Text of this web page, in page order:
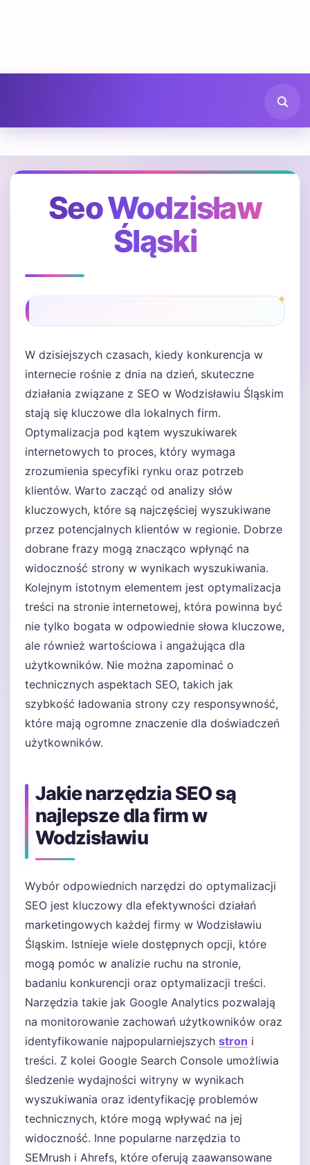
Seo Wodzisław
Śląski
W dzisiejszych czasach, kiedy konkurencja w
internecie rośnie z dnia na dzień, skuteczne
działania związane z SEO w Wodzisławiu Śląskim
stają się kluczowe dla lokalnych firm.
Optymalizacja pod kątem wyszukiwarek
internetowych to proces, który wymaga
zrozumienia specyfiki rynku oraz potrzeb
klientów. Warto zacząć od analizy słów
kluczowych, które są najczęściej wyszukiwane
przez potencjalnych klientów w regionie. Dobrze
dobrane frazy mogą znacząco wpłynąć na
widoczność strony w wynikach wyszukiwania.
Kolejnym istotnym elementem jest optymalizacja
treści na stronie internetowej, która powinna być
nie tylko bogata w odpowiednie słowa kluczowe,
ale również wartościowa i angażująca dla
użytkowników. Nie można zapominać o
technicznych aspektach SEO, takich jak
szybkość ładowania strony czy responsywność,
które mają ogromne znaczenie dla doświadczeń
użytkowników.
Jakie narzędzia SEO są
najlepsze dla firm w
Wodzisławiu
Wybór odpowiednich narzędzi do optymalizacji
SEO jest kluczowy dla efektywności działań
marketingowych każdej firmy w Wodzisławiu
Śląskim. Istnieje wiele dostępnych opcji, które
mogą pomóc w analizie ruchu na stronie,
badaniu konkurencji oraz optymalizacji treści.
Narzędzia takie jak Google Analytics pozwalają
na monitorowanie zachowań użytkowników oraz
identyfikowanie najpopularniejszych stron i
treści. Z kolei Google Search Console umożliwia
śledzenie wydajności witryny w wynikach
wyszukiwania oraz identyfikację problemów
technicznych, które mogą wpływać na jej
widoczność. Inne popularne narzędzia to
SEMrush i Ahrefs, które oferują zaawansowane